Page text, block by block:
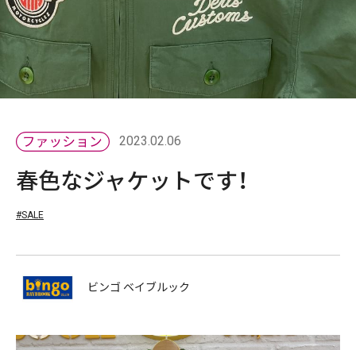
2023.02.06
春色なジャケットです！
#SALE
ビンゴ ベイブルック